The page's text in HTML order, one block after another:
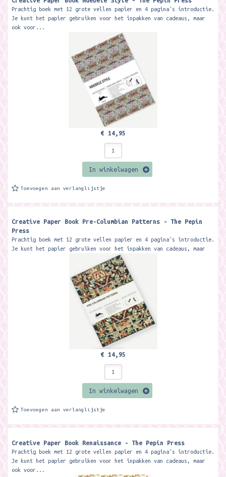
Prachtig boek met 12 grote vellen papier en 4 pagina's introductie.
Je kunt het papier gebruiken voor het inpakken van cadeaus, maar
ook voor...
€ 14,95
In winkelwagen
Toevoegen aan verlanglijstje
Creative Paper Book Pre-Columbian Patterns - The Pepin
Press
Prachtig boek met 12 grote vellen papier en 4 pagina's introductie.
Je kunt het papier gebruiken voor het inpakken van cadeaus, maar
€ 14,95
In winkelwagen
Toevoegen aan verlanglijstje
Creative Paper Book Renaissance - The Pepin Press
Prachtig boek met 12 grote vellen papier en 4 pagina's introductie.
Je kunt het papier gebruiken voor het inpakken van cadeaus, maar
ook voor...